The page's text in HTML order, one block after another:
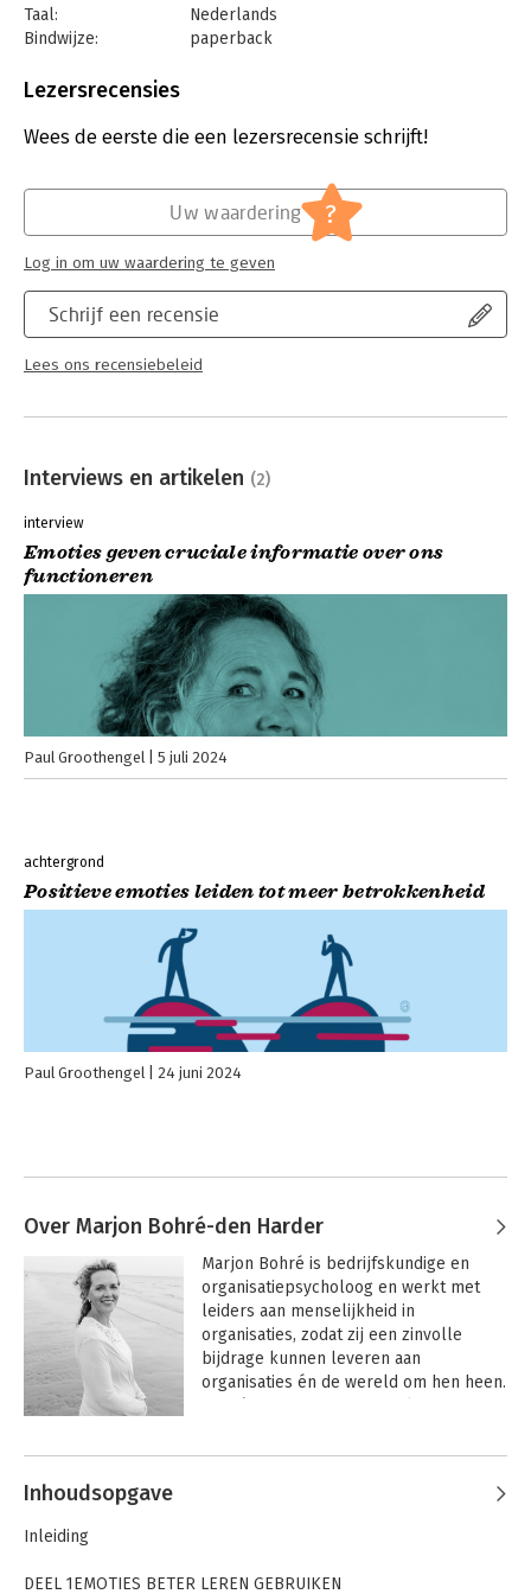
Taal:
Nederlands
Bindwijze:
paperback
Uitgever:
Verschijningsdatum:
8-5-2024
Algemeen management
Lezersrecensies
Wees de eerste die een lezersrecensie schrijft!
Schrijf een recensie
Lees ons recensiebeleid
Uw waardering ?
Log in om uw waardering te geven
Interviews en artikelen (2)
interview
Emoties geven cruciale informatie over ons
functioneren
Paul Groothengel 5 juli 2024
achtergrond
Positieve emoties leiden tot meer betrokkenheid
Paul Groothengel 24 juni 2024
Over Marjon Bohré-den Harder
Marjon Bohré is bedrijfskundige en
organisatiepsycholoog en werkt met
leiders aan menselijkheid in
organisaties, zodat zij een zinvolle
bijdrage kunnen leveren aan
organisaties én de wereld om hen heen.
Eerder schreef ze het boek De
Andere boeken door Marjon Bohré-
den Harder
Inhoudsopgave
Inleiding
DEEL 1EMOTIES BETER LEREN GEBRUIKEN